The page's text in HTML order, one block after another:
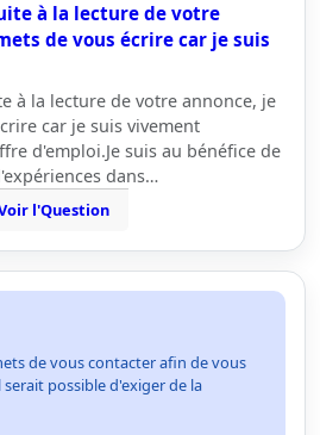
à la lecture de votre
de vous écrire car je suis
à la lecture de votre annonce, je
car je suis vivement
d'emploi.Je suis au bénéfice de
dans…
l'Question
de vous contacter afin de vous
possible d'exiger de la